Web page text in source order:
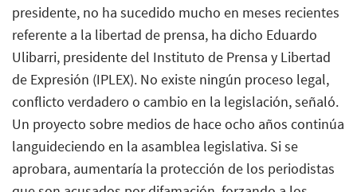
presidente, no ha sucedido mucho en meses recientes
referente a la libertad de prensa, ha dicho Eduardo
Ulibarri, presidente del Instituto de Prensa y Libertad
de Expresión (IPLEX). No existe ningún proceso legal,
conflicto verdadero o cambio en la legislación, señaló.
Un proyecto sobre medios de hace ocho años continúa
languideciendo en la asamblea legislativa. Si se
aprobara, aumentaría la protección de los periodistas